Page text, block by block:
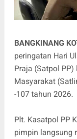
BANGKINANG
peringatan Hari
Praja (Satpol PP)
Masyarakat
-107 tahun 2026.
Plt. Kasatpol PP
pimpin langsung